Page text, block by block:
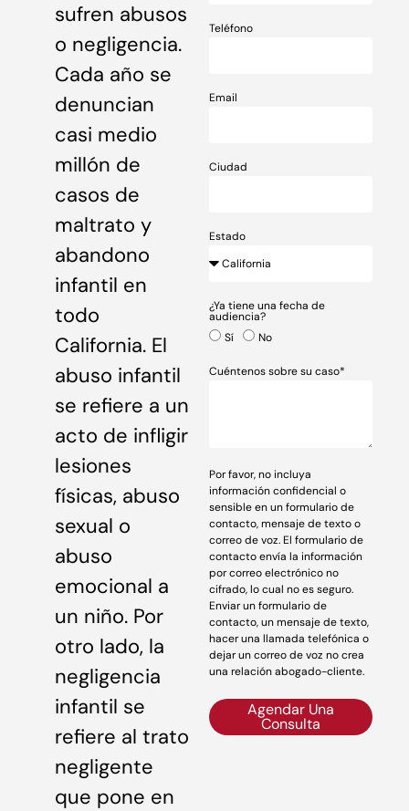
sufren abusos
o negligencia.
Cada año se
denuncian
casi medio
millón de
casos de
maltrato y
abandono
infantil en
todo
California. El
abuso infantil
se refiere a un
acto de infligir
lesiones
físicas, abuso
sexual o
abuso
emocional a
un niño. Por
otro lado, la
negligencia
infantil se
refiere al trato
negligente
que pone en
Teléfono
Email
Ciudad
Estado
¿Ya tiene una fecha de
audiencia?
Sí
No
Cuéntenos sobre su caso*
Por favor, no incluya
información confidencial o
sensible en un formulario de
contacto, mensaje de texto o
correo de voz. El formulario de
contacto envía la información
por correo electrónico no
cifrado, lo cual no es seguro.
Enviar un formulario de
contacto, un mensaje de texto,
hacer una llamada telefónica o
dejar un correo de voz no crea
una relación abogado-cliente.
Agendar Una
Consulta